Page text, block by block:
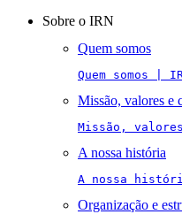
navigationSobre o IRN
Quem somos
Quem somos |
Missão, valores e
Missão,
A nossa história
A nossa
Organização e